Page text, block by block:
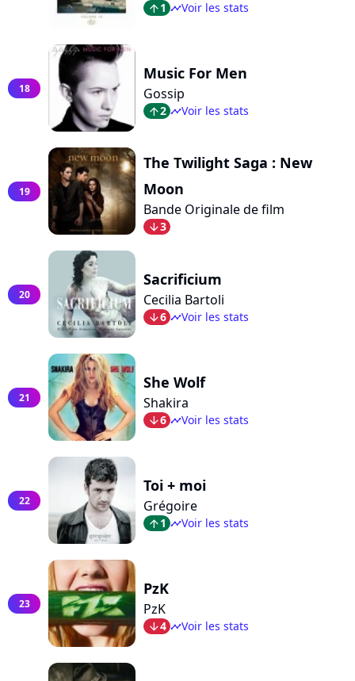
arrow_top1 timelineVoir les stats
18
Music For Men
Gossip
arrow_top2 timelineVoir les stats
19
The Twilight Saga : New
Moon
Bande Originale de film
arrow_bot3
20
Sacrificium
Cecilia Bartoli
arrow_bot6 timelineVoir les stats
21
She Wolf
Shakira
arrow_bot6 timelineVoir les stats
22
Toi + moi
Grégoire
arrow_top1 timelineVoir les stats
23
PzK
PzK
arrow_bot4 timelineVoir les stats